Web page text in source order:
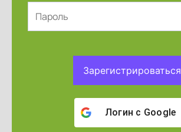
Зарегистрироваться
Логин с Google